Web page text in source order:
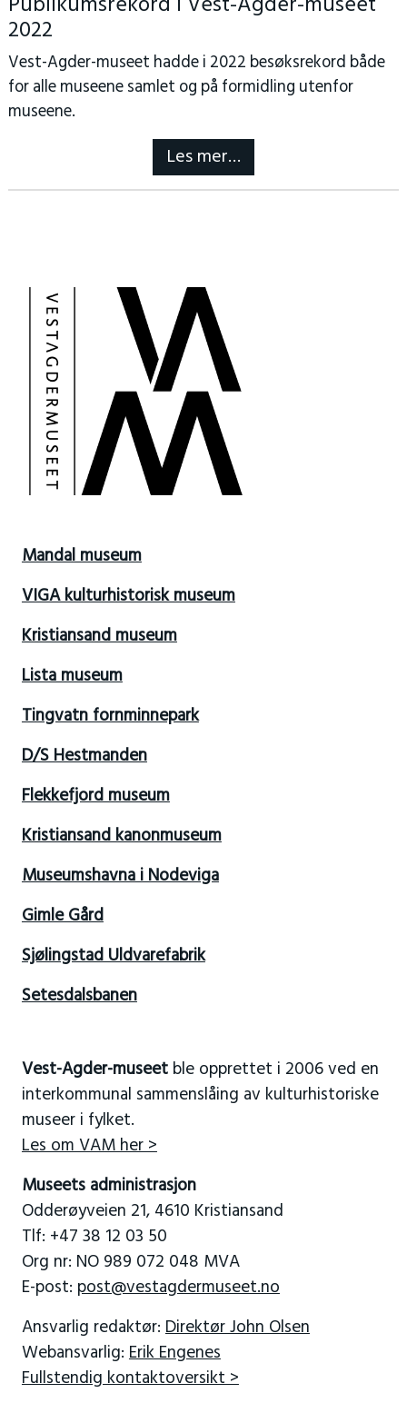
2022
Vest-Agder-museet hadde i 2022 besøksrekord både
for alle museene samlet og på formidling utenfor
museene.
Les mer…
Mandal museum
VIGA kulturhistorisk museum
Kristiansand museum
Lista museum
Tingvatn fornminnepark
D/S Hestmanden
Flekkefjord museum
Kristiansand kanonmuseum
Museumshavna i Nodeviga
Gimle Gård
Sjølingstad Uldvarefabrik
Setesdalsbanen
Vest-Agder-museetble opprettet i 2006 ved en
interkommunal sammenslåing av kulturhistoriske
museer i fylket.
Les om VAM her >
Museets administrasjon
Odderøyveien 21, 4610 Kristiansand
Tlf: +47 38 12 03 50
Org nr: NO 989 072 048 MVA
E-post: post@vestagdermuseet.no
Ansvarlig redaktør: Direktør John Olsen
Webansvarlig: Erik Engenes
Fullstendig kontaktoversikt >